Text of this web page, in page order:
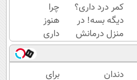
کمر درد داری؟
دیگه بسه! در
منزل درمانش
کن
(◀پرسش‌نامه)
چرا
هنوز
داری
با درد
راه
میری؟
دندان
برای